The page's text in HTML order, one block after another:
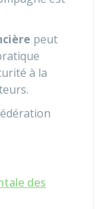
peut
à la
des